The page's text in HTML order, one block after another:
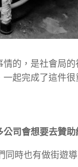
的，是社會局
起完成了這件很
司會想要去贊助
同時也有做街遊